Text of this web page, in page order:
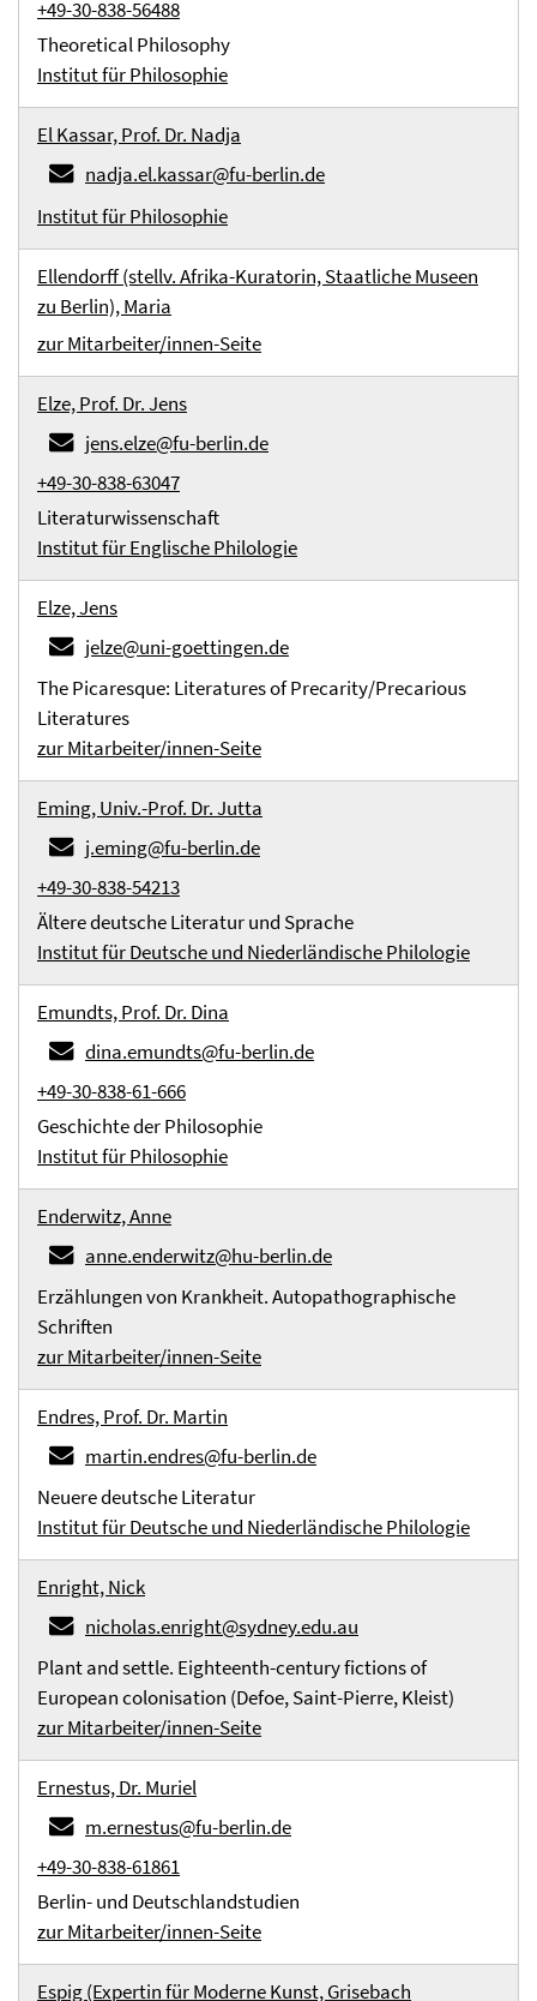
+49-30-838-56488
Theoretical Philosophy
Institut für Philosophie
El Kassar, Prof. Dr. Nadja
nadja.el.kassar@fu-berlin.de
Institut für Philosophie
Ellendorff (stellv. Afrika-Kuratorin, Staatliche Museen
zu Berlin), Maria
zur Mitarbeiter/innen-Seite
Elze, Prof. Dr. Jens
jens.elze@fu-berlin.de
+49-30-838-63047
Literaturwissenschaft
Institut für Englische Philologie
Elze, Jens
jelze@uni-goettingen.de
The Picaresque: Literatures of Precarity/Precarious
Literatures
zur Mitarbeiter/innen-Seite
Eming, Univ.-Prof. Dr. Jutta
j.eming@fu-berlin.de
+49-30-838-54213
Ältere deutsche Literatur und Sprache
Institut für Deutsche und Niederländische Philologie
Emundts, Prof. Dr. Dina
dina.emundts@fu-berlin.de
+49-30-838-61-666
Geschichte der Philosophie
Institut für Philosophie
Enderwitz, Anne
anne.enderwitz@hu-berlin.de
Erzählungen von Krankheit. Autopathographische
Schriften
zur Mitarbeiter/innen-Seite
Endres, Prof. Dr. Martin
martin.endres@fu-berlin.de
Neuere deutsche Literatur
Institut für Deutsche und Niederländische Philologie
Enright, Nick
nicholas.enright@sydney.edu.au
Plant and settle. Eighteenth-century fictions of
European colonisation (Defoe, Saint-Pierre, Kleist)
zur Mitarbeiter/innen-Seite
Ernestus, Dr. Muriel
m.ernestus@fu-berlin.de
+49-30-838-61861
Berlin- und Deutschlandstudien
zur Mitarbeiter/innen-Seite
Espig (Expertin für Moderne Kunst, Grisebach